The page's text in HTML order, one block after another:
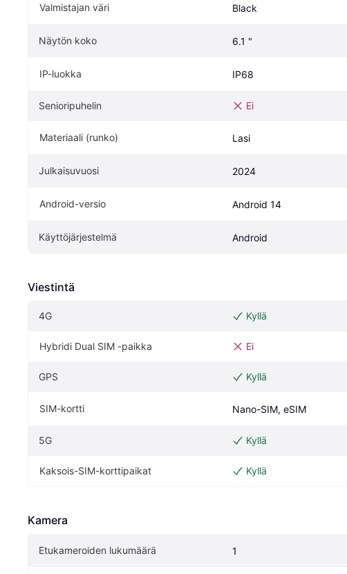
Valmistajan väri Black
Näytön koko 6.1 "
IP-luokka IP68
Senioripuhelin Ei
Materiaali (runko) Lasi
Julkaisuvuosi 2024
Android-versio Android 14
Käyttöjärjestelmä Android
Viestintä
4G Kyllä
Hybridi Dual SIM -paikka Ei
GPS Kyllä
SIM-kortti Nano-SIM, eSIM
5G Kyllä
Kaksois-SIM-korttipaikat Kyllä
Kamera
Etukameroiden lukumäärä 1